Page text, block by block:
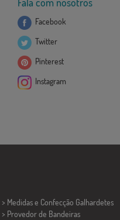
Facebook
Twitter
Pinterest
Instagram
> Medidas e Confecção Galhardetes
> Provedor de Bandeiras